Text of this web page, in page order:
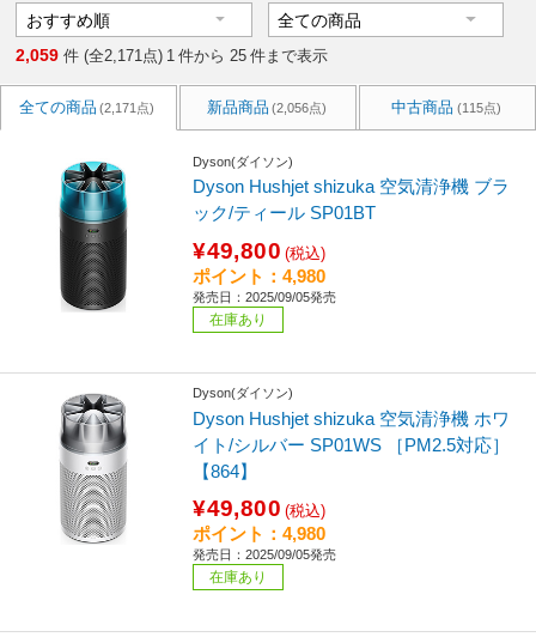
2,059 件 (全2,171点) 1 件から 25 件まで表示
全ての商品 (2,171点) 新品商品 (2,056点) 中古商品 (115点)
Dyson(ダイソン)
Dyson Hushjet shizuka 空気清浄機 ブラ
ック/ティール SP01BT
¥49,800 (税込)
ポイント：4,980
発売日：2025/09/05発売
在庫あり
Dyson(ダイソン)
Dyson Hushjet shizuka 空気清浄機 ホワ
イト/シルバー SP01WS ［PM2.5対応］
【864】
¥49,800 (税込)
ポイント：4,980
発売日：2025/09/05発売
在庫あり